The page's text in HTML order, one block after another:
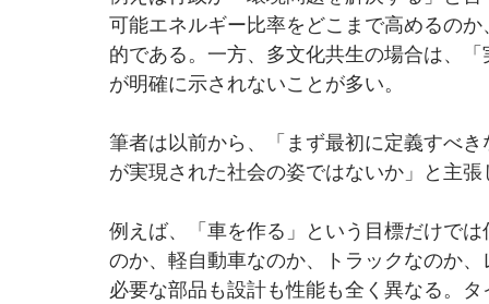
可能エネルギー比率をどこまで高めるの
的である。一方、多文化共生の場合は、
が明確に示されないことが多い。
筆者は以前から、「まず最初に定義すべ
が実現された社会の姿ではないか」と主
例えば、「車を作る」という目標だけで
のか、軽自動車なのか、トラックなのか
必要な部品も設計も性能も全く異なる。